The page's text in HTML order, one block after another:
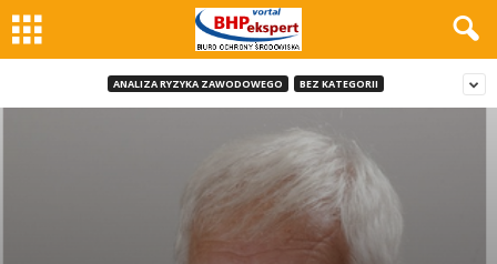
ANALIZA RYZYKA ZAWODOWEGO BEZ KATEGORII